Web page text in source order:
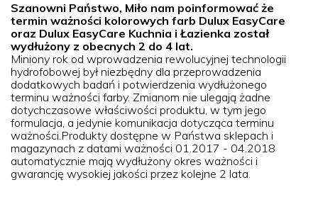
Szanowni Państwo, Miło nam poinformować że
termin ważności kolorowych farb Dulux EasyCare
oraz Dulux EasyCare Kuchnia i Łazienka został
wydłużony z obecnych 2 do 4 lat.
Miniony rok od wprowadzenia rewolucyjnej technologii
hydrofobowej był niezbędny dla przeprowadzenia
dodatkowych badań i potwierdzenia wydłużonego
terminu ważności farby. Zmianom nie ulegają żadne
dotychczasowe właściwości produktu, w tym jego
formulacja, a jedynie komunikacja dotycząca terminu
ważności.Produkty dostępne w Państwa sklepach i
magazynach z datami ważności 01.2017 - 04.2018
automatycznie mają wydłużony okres ważności i
gwarancję wysokiej jakości przez kolejne 2 lata.